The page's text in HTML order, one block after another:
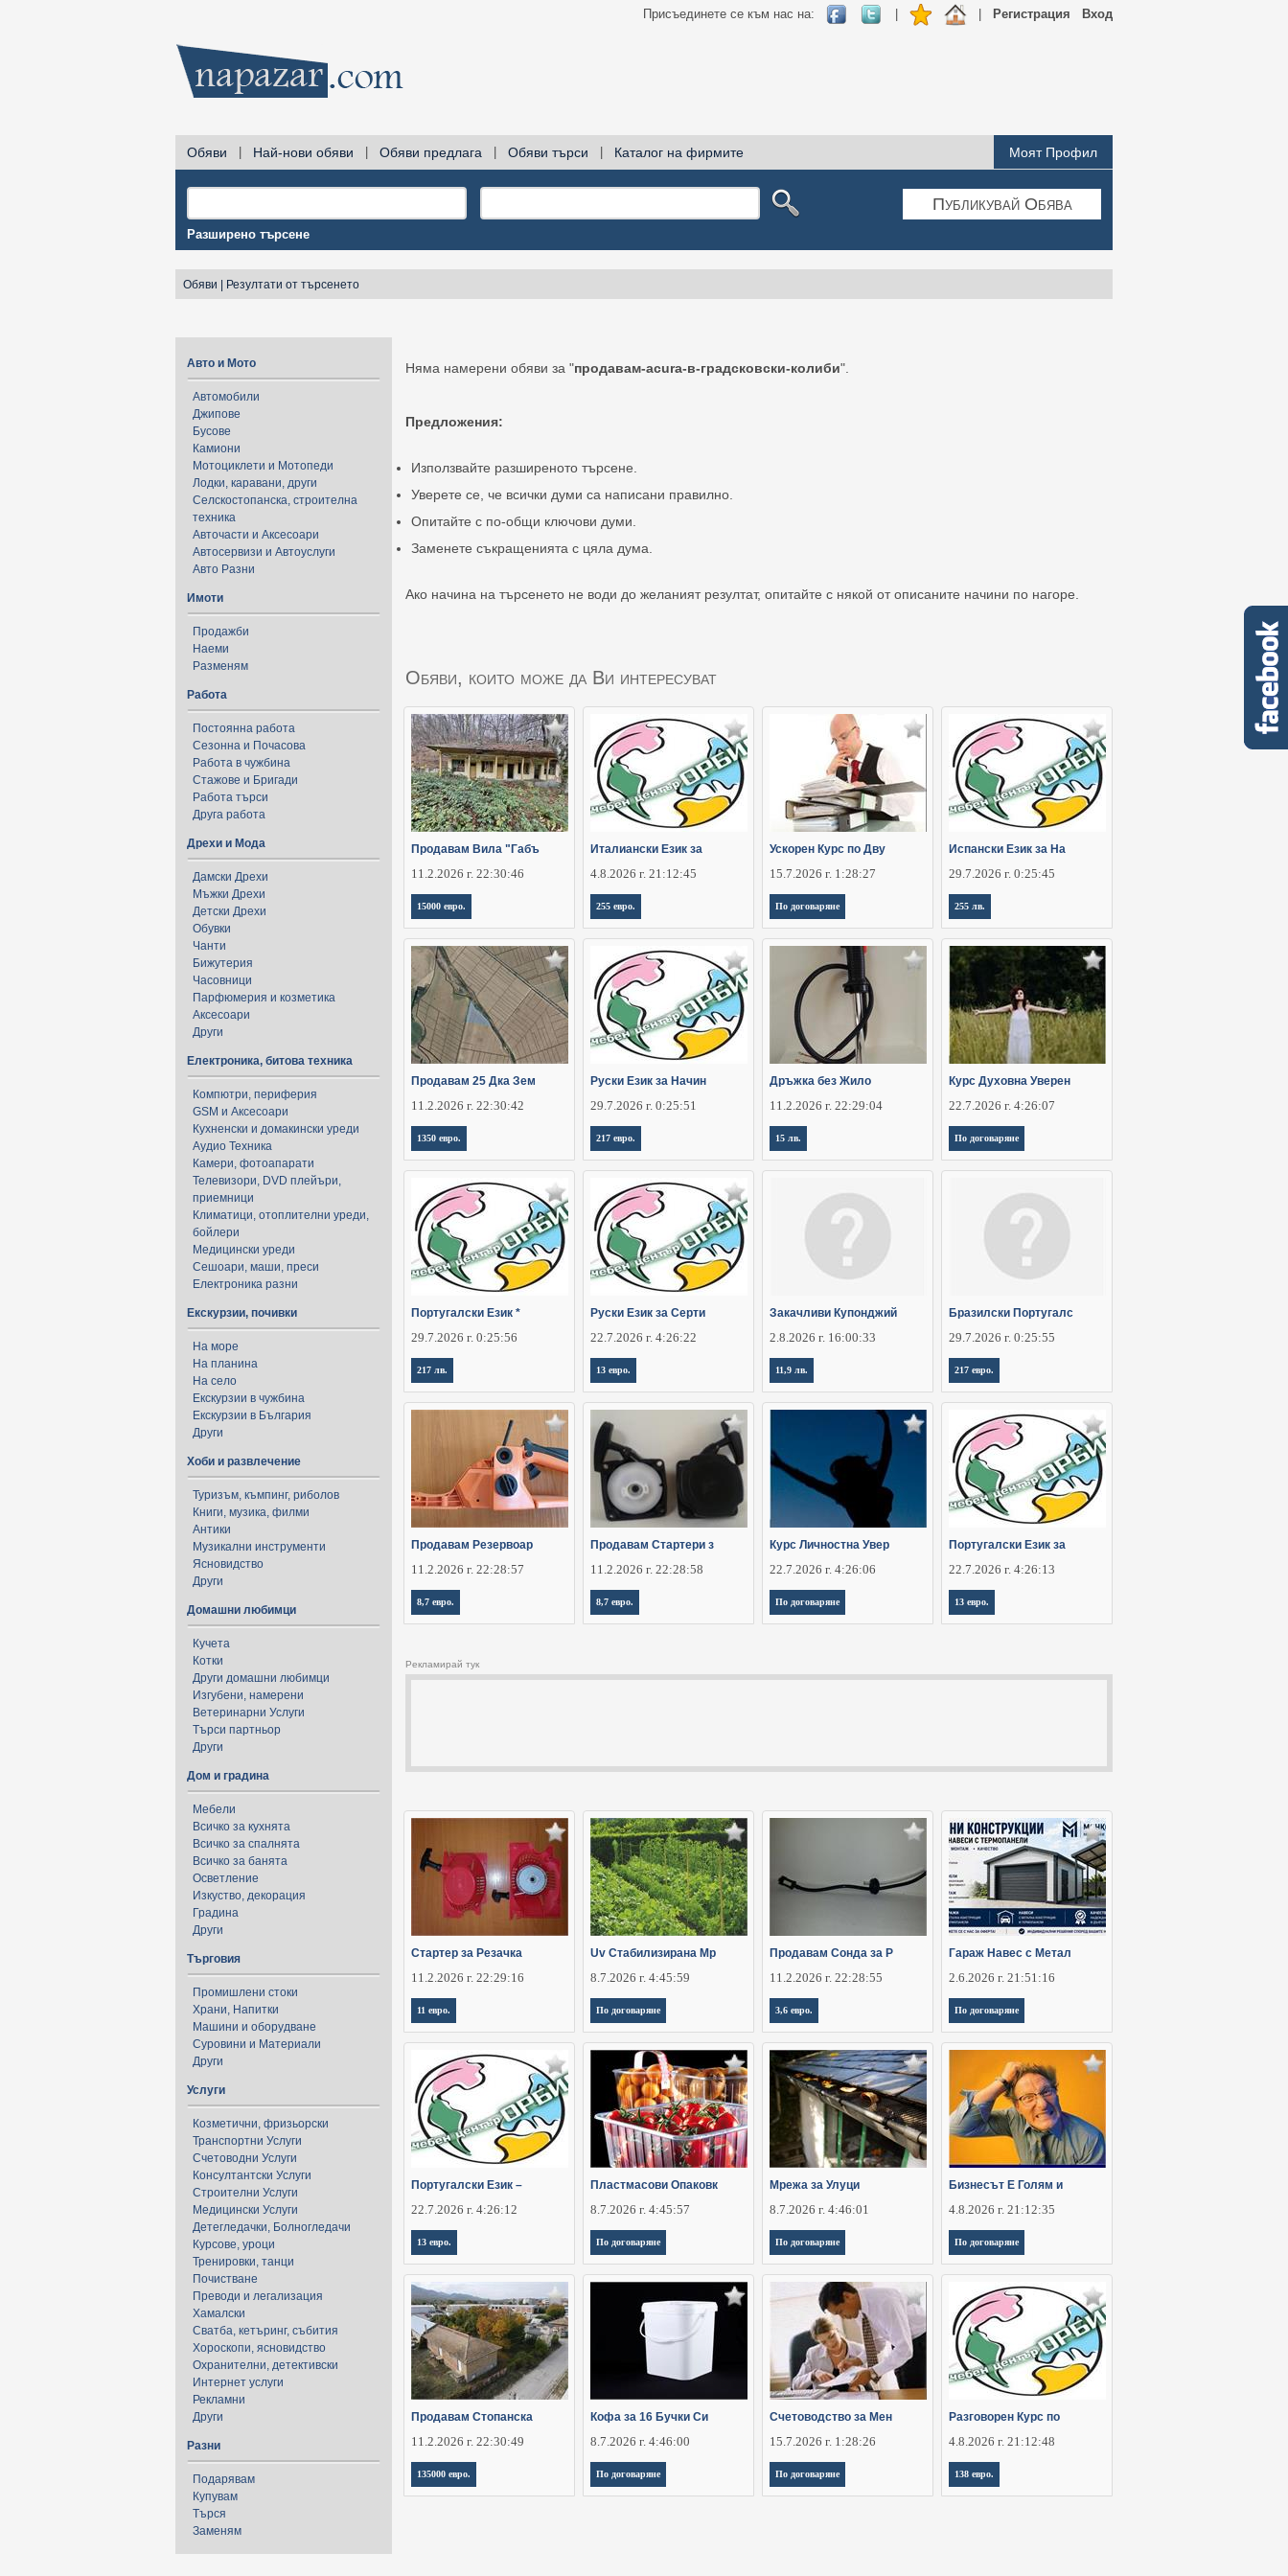
Вход
Регистрация
Присъединете се към нас на:
Обяви Най-нови обяви Обяви предлага Обяви търси Каталог на фирмите Моят Профил
Публикувай Обява
Разширено търсене
Обяви Резултати от търсенето
Авто и Мото
Автомобили
Джипове
Бусове
Камиони
Мотоциклети и Мотопеди
Лодки, каравани, други
Селскостопанска, строителна
техника
Авточасти и Аксесоари
Автосервизи и Автоуслуги
Авто Разни
Имоти
Продажби
Наеми
Разменям
Работа
Постоянна работа
Сезонна и Почасова
Работа в чужбина
Стажове и Бригади
Работа търси
Друга работа
Дрехи и Мода
Дамски Дрехи
Мъжки Дрехи
Детски Дрехи
Обувки
Чанти
Бижутерия
Часовници
Парфюмерия и козметика
Аксесоари
Други
Електроника, битова техника
Компютри, периферия
GSM и Аксесоари
Кухненски и домакински уреди
Аудио Техника
Камери, фотоапарати
Телевизори, DVD плейъри,
приемници
Климатици, отоплителни уреди,
бойлери
Медицински уреди
Сешоари, маши, преси
Електроника разни
Екскурзии, почивки
На море
На планина
На село
Екскурзии в чужбина
Екскурзии в България
Други
Хоби и развлечение
Туризъм, къмпинг, риболов
Книги, музика, филми
Антики
Музикални инструменти
Ясновидство
Други
Домашни любимци
Кучета
Котки
Други домашни любимци
Изгубени, намерени
Ветеринарни Услуги
Търси партньор
Други
Дом и градина
Мебели
Всичко за кухнята
Всичко за спалнята
Всичко за банята
Осветление
Изкуство, декорация
Градина
Други
Търговия
Промишлени стоки
Храни, Напитки
Машини и оборудване
Суровини и Материали
Други
Услуги
Козметични, фризьорски
Транспортни Услуги
Счетоводни Услуги
Консултантски Услуги
Строителни Услуги
Медицински Услуги
Детегледачки, Болногледачи
Курсове, уроци
Тренировки, танци
Почистване
Преводи и легализация
Хамалски
Сватба, кетъринг, събития
Хороскопи, ясновидство
Охранителни, детективски
Интернет услуги
Рекламни
Други
Разни
Подарявам
Купувам
Търся
Заменям
Няма намерени обяви за "продавам-acura-в-градсковски-колиби".
Предложения:
Използвайте разширеното търсене.
Уверете се, че всички думи са написани правилно.
Опитайте с по-общи ключови думи.
Заменете съкращенията с цяла дума.
Ако начина на търсенето не води до желаният резултат, опитайте с някой от описаните начини по нагоре.
Обяви, които може да Ви интересуват
Продавам Вила "Габъ
11.2.2026 г. 22:30:46
15000 евро.
Италиански Език за
4.8.2026 г. 21:12:45
255 евро.
Ускорен Курс по Дву
15.7.2026 г. 1:28:27
По договаряне
Испански Език за На
29.7.2026 г. 0:25:45
255 лв.
Продавам 25 Дка Зем
11.2.2026 г. 22:30:42
1350 евро.
Руски Език за Начин
29.7.2026 г. 0:25:51
217 евро.
Дръжка без Жило
11.2.2026 г. 22:29:04
15 лв.
Курс Духовна Уверен
22.7.2026 г. 4:26:07
По договаряне
Португалски Език *
29.7.2026 г. 0:25:56
217 лв.
Руски Език за Серти
22.7.2026 г. 4:26:22
13 евро.
Закачливи Купонджий
2.8.2026 г. 16:00:33
11,9 лв.
Бразилски Португалс
29.7.2026 г. 0:25:55
217 евро.
Продавам Резервоар
11.2.2026 г. 22:28:57
8,7 евро.
Продавам Стартери з
11.2.2026 г. 22:28:58
8,7 евро.
Курс Личностна Увер
22.7.2026 г. 4:26:06
По договаряне
Португалски Език за
22.7.2026 г. 4:26:13
13 евро.
Рекламирай тук
Стартер за Резачка
11.2.2026 г. 22:29:16
11 евро.
Uv Стабилизирана Мр
8.7.2026 г. 4:45:59
По договаряне
Продавам Сонда за Р
11.2.2026 г. 22:28:55
3,6 евро.
Гараж Навес с Метал
2.6.2026 г. 21:51:16
По договаряне
Португалски Език –
22.7.2026 г. 4:26:12
13 евро.
Пластмасови Опаковк
8.7.2026 г. 4:45:57
По договаряне
Мрежа за Улуци
8.7.2026 г. 4:46:01
По договаряне
Бизнесът Е Голям и
4.8.2026 г. 21:12:35
По договаряне
Продавам Стопанска
11.2.2026 г. 22:30:49
135000 евро.
Кофа за 16 Бучки Си
8.7.2026 г. 4:46:00
По договаряне
Счетоводство за Мен
15.7.2026 г. 1:28:26
По договаряне
Разговорен Курс по
4.8.2026 г. 21:12:48
138 евро.